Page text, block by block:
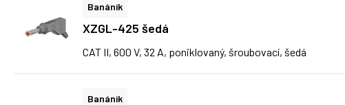
Banánik
XZGL-425 šedá
CAT II, 600 V, 32 A, poniklovaný, šroubovací, šedá
Banánik